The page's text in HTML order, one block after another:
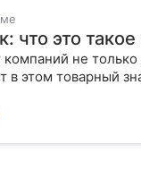
что это
компаний не
в этом товарный